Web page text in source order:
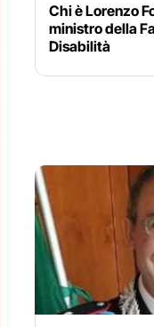
Chi è Lorenzo
ministro della
Disabilità